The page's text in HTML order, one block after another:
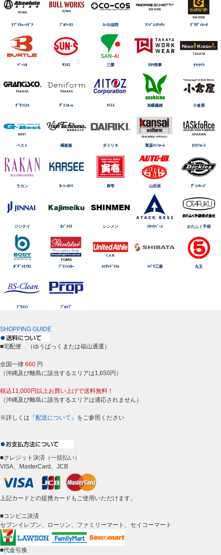
ｱﾌﾞｿﾘｭｰﾄｷﾞｱ ﾌﾞﾙﾜｰｸｽ ｺｰｺｽ信岡 ｱﾝﾄﾞﾚｽｹｯﾃｨ ｸﾞﾗﾃﾞｨｴｰﾀ
ﾊﾞｰﾄﾙ ｻﾝｴｽ 三愛 ﾀｶﾔ商事 ﾅｲtﾅｲﾄ
ｸﾞﾗﾝｼｽｺ ﾃﾞﾆﾌｫｰﾑ ｱｲﾄｽ 旭蝶繊維 小倉屋
ベスト 橘被服 ダイリキ 寛斎ﾕﾆﾌｫｰﾑ ﾀｽｸﾌｫｰｽ
ラカン ｶｰｼｰｶｼﾏ 寅壱 山田辰 ﾃﾞｨｯｷｰｽﾞ
ジンナイ ｶｼﾞﾒｲｸ シンメン ｱﾀｯｸﾍﾞｰｽ おたふく手袋
ﾎﾞﾃﾞｨﾀﾌﾈｽ ﾌﾟﾘﾝﾄｽﾀｰ ﾕﾆﾃｯﾄﾞｱｽﾚ ｼﾊﾞﾗ工業 丸五
ﾌﾞﾗｽﾄﾝ ﾌﾟﾛｯﾌﾟ
SHOPPING GUIDE
■宅配便 （ゆうぱっくまたは福山通運）
全国一律 660 円
（沖縄及び離島に該当するエリアは1,650円）
税込11,000円以上お買い上げで送料無料！
（沖縄及び離島に該当するエリアは適応されません）
※詳しくは 『配送について』 をご参照ください
■クレジット決済（一括払い）
VISA、MasterCard、JCB
上記カードとの提携カードもご使用いただけます。
■コンビニ決済
セブンイレブン、ローソン、ファミリーマート、セイコーマート
■代金引換